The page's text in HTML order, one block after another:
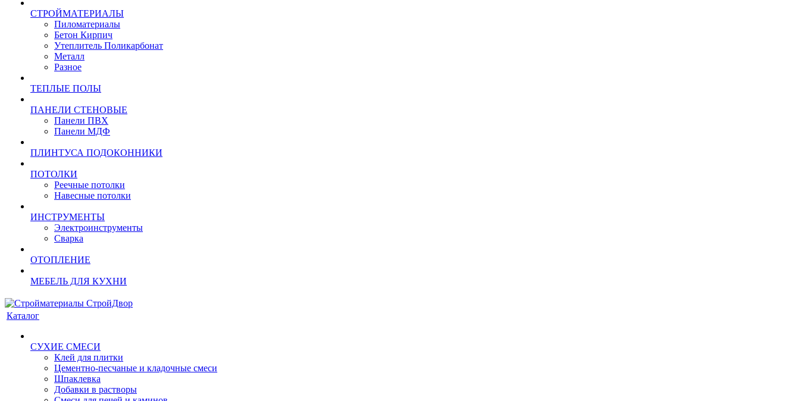
СТРОЙМАТЕРИАЛЫ
Пиломатериалы
Бетон Кирпич
Утеплитель Поликарбонат
Металл
Разное
ТЕПЛЫЕ ПОЛЫ
ПАНЕЛИ СТЕНОВЫЕ
Панели ПВХ
Панели МДФ
ПЛИНТУСА ПОДОКОННИКИ
ПОТОЛКИ
Реечные потолки
Навесные потолки
ИНСТРУМЕНТЫ
Электроинструменты
Сварка
ОТОПЛЕНИЕ
МЕБЕЛЬ ДЛЯ КУХНИ
Каталог
СУХИЕ СМЕСИ
Клей для плитки
Цементно-песчаные и кладочные смеси
Шпаклевка
Добавки в растворы